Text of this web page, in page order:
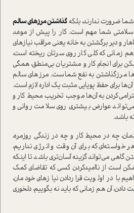
ضرورت ندارند، بلکه گذاشتن مرزهای سالم
سلامتی شما مهم است. کار را پیش از موعد
و دیر برگشتن به خانه یعنی مراقب نیازهای
هم زمانی که کلی کار روی سرتان ریخته است،
برای انجام کار و مشتریان بی‌منطق، همگی
مرز‌گذاشتن به نفع شماست. مرزهای سالم
برای حفظ پویایی مثبت یک اداره لازم است.
به آن‌ها موجب تخریب محیط کار و
عوارض بیشتری روی سلامت روانی و
باشد.
چه در محیط کار و چه در زندگی روزمره،
که برای آن وقت و انرژی نداریم،
می‌تواند گزینه آسان‌تری باشد تا اینکه
است از ناامید‌کردن کسی که تقاضای کمک
با در اولویت قرار‌دادن نیازهای خودمان،
دادن، آن هم زمانی که باید نه بگوییم، دلخوری